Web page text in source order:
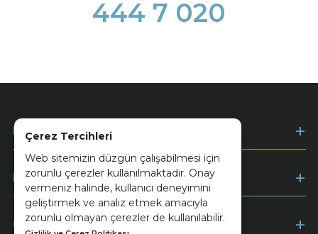
Çerez Tercihleri
Web sitemizin düzgün çalışabilmesi için
zorunlu çerezler kullanılmaktadır. Onay
vermeniz halinde, kullanıcı deneyimini
geliştirmek ve analiz etmek amacıyla
zorunlu olmayan çerezler de kullanılabilir.
444 7 020
Kurumsal
Müşteri Hizmetleri
Ödeme